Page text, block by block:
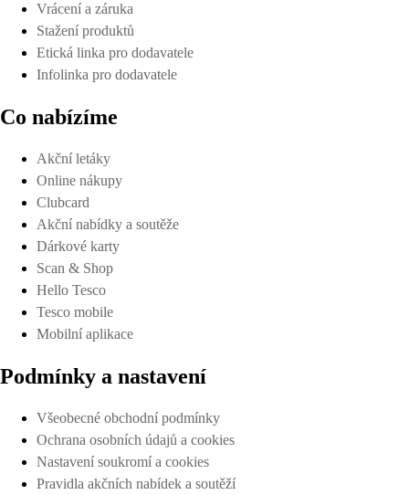
Vrácení a záruka
Stažení produktů
Etická linka pro dodavatele
Infolinka pro dodavatele
Co nabízíme
Akční letáky
Online nákupy
Clubcard
Akční nabídky a soutěže
Dárkové karty
Scan & Shop
Hello Tesco
Tesco mobile
Mobilní aplikace
Podmínky a nastavení
Všeobecné obchodní podmínky
Ochrana osobních údajů a cookies
Nastavení soukromí a cookies
Pravidla akčních nabídek a soutěží